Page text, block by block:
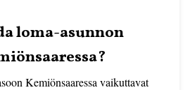
loma-asunnon
Kemiönsaaressa vaikuttavat